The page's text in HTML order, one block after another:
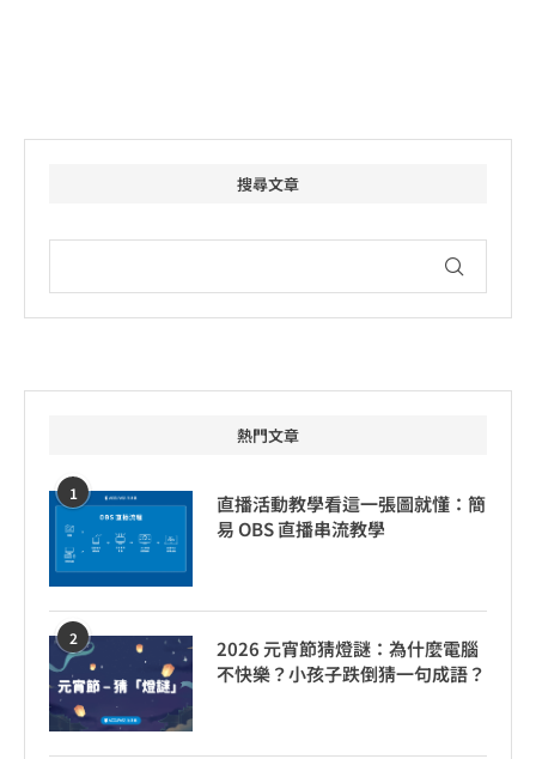
搜尋文章
熱門文章
1
直播活動教學看這一張圖就懂：簡
易 OBS 直播串流教學
2
2026 元宵節猜燈謎：為什麼電腦
不快樂？小孩子跌倒猜一句成語？